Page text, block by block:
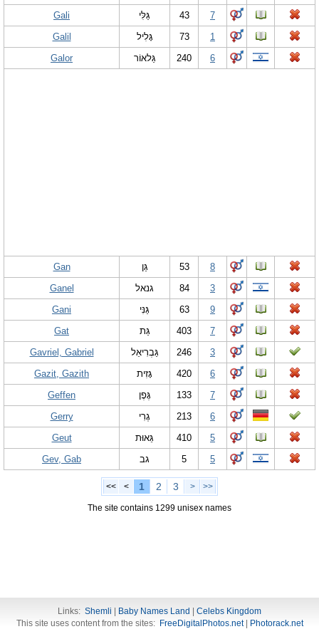
Gali
גַּלִּי 43
7
Galil
גָּלִיל 73
1
Galor
גַּלאוֹר 240 6
Gan גַּן 53
8
Ganel
גנאל 84
3
Gani
גַּנִּי 63
9
Gat
גַּת 403
7
Gavriel, Gabriel
גַּבְרִיאֵל 246
3
Gazit, Gazith
גָּזִית 420
6
Geffen
גֶּפֶן 133
7
Gerry
גֶרִי 213
6
Geut
גֵּאוּת 410
5
Gev, Gab
גב 5 5
<< < 1 2 3 > >>
The site contains 1299 unisex names
Links: Shemli Baby Names Land
Celebs Kingdom
This site uses content from the sites: FreeDigitalPhotos.net| Photorack.net